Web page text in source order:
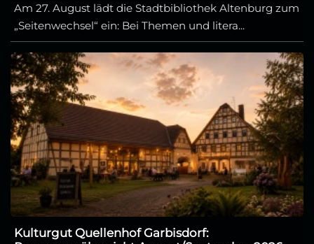
Am 27. August lädt die Stadtbibliothek Altenburg zum
„Seitenwechsel“ ein: Bei Themen und litera...
Kulturgut Quellenhof Garbisdorf: